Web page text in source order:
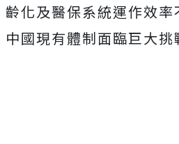
齡化及醫保系統運作效
中國現有體制面臨巨大挑